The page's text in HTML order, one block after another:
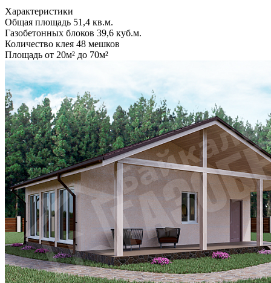
Характеристики
Общая площадь 51,4 кв.м.
Газобетонных блоков 39,6 куб.м.
Количество клея 48 мешков
Площадь от 20м² до 70м²